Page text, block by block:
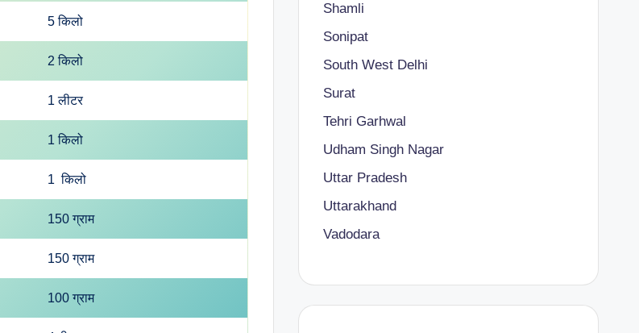
5 किलो
2 किलो
1 लीटर
1 किलो
1 किलो
150 ग्राम
150 ग्राम
100 ग्राम
Shamli
Sonipat
South West Delhi
Surat
Tehri Garhwal
Udham Singh Nagar
Uttar Pradesh
Uttarakhand
Vadodara